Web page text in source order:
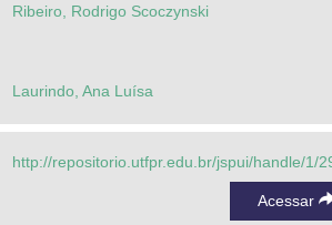
Ribeiro, Rodrigo Scoczynski
Laurindo, Ana Luísa
http://repositorio.utfpr.edu.br/jspui/handle/1/
Acessar